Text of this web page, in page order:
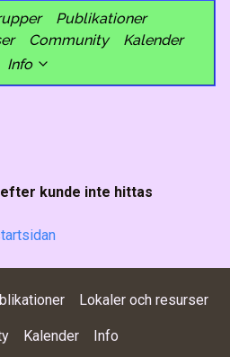
Publikationer
Community
Kalender
Info
kunde inte hittas
Lokaler och resurser
Kalender Info